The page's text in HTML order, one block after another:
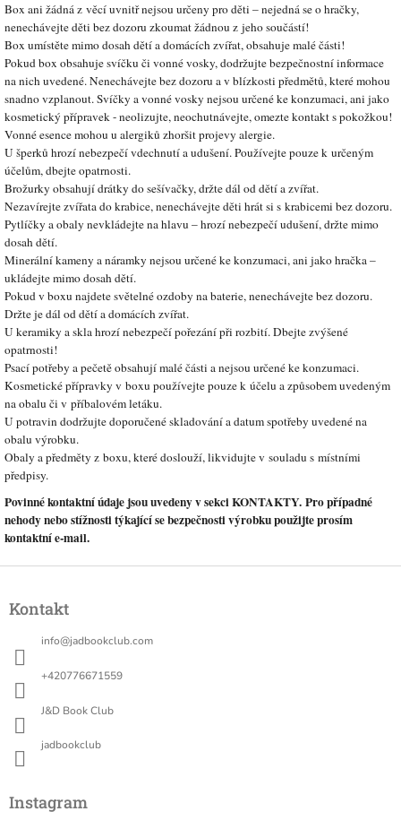
Box ani žádná z věcí uvnitř nejsou určeny pro děti – nejedná se o hračky,
nenechávejte děti bez dozoru zkoumat žádnou z jeho součástí!
Box umístěte mimo dosah dětí a domácích zvířat, obsahuje malé části!
Pokud box obsahuje svíčku či vonné vosky, dodržujte bezpečnostní informace
na nich uvedené. Nenechávejte bez dozoru a v blízkosti předmětů, které mohou
snadno vzplanout. Svíčky a vonné vosky nejsou určené ke konzumaci, ani jako
kosmetický přípravek - neolizujte, neochutnávejte, omezte kontakt s pokožkou!
Vonné esence mohou u alergiků zhoršit projevy alergie.
U šperků hrozí nebezpečí vdechnutí a udušení. Používejte pouze k určeným
účelům, dbejte opatrnosti.
Brožurky obsahují drátky do sešívačky, držte dál od dětí a zvířat.
Nezavírejte zvířata do krabice, nenechávejte děti hrát si s krabicemi bez dozoru.
Pytlíčky a obaly nevkládejte na hlavu – hrozí nebezpečí udušení, držte mimo
dosah dětí.
Minerální kameny a náramky nejsou určené ke konzumaci, ani jako hračka –
ukládejte mimo dosah dětí.
Pokud v boxu najdete světelné ozdoby na baterie, nenechávejte bez dozoru.
Držte je dál od dětí a domácích zvířat.
U keramiky a skla hrozí nebezpečí pořezání při rozbití. Dbejte zvýšené
opatrnosti!
Psací potřeby a pečetě obsahují malé části a nejsou určené ke konzumaci.
Kosmetické přípravky v boxu používejte pouze k účelu a způsobem uvedeným
na obalu či v příbalovém letáku.
U potravin dodržujte doporučené skladování a datum spotřeby uvedené na
obalu výrobku.
Obaly a předměty z boxu, které doslouží, likvidujte v souladu s místními
předpisy.
Povinné kontaktní údaje jsou uvedeny v sekci KONTAKTY. Pro případné
nehody nebo stížnosti týkající se bezpečnosti výrobku použijte prosím
kontaktní e-mail.
pKontakt
info@jadbookclub.com
+420776671559
J&D Book Club
jadbookclub
Instagram